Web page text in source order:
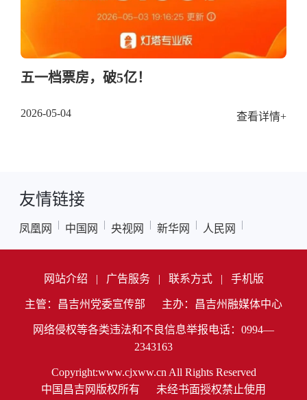
五一档票房，破5亿！
2026-05-04 查看详情+
友情链接
凤凰网 中国网 央视网 新华网 人民网
网站介绍 | 广告服务 | 联系方式 | 手机版
主管：昌吉州党委宣传部 主办：昌吉州融媒体中心
网络侵权等各类违法和不良信息举报电话：0994—
2343163
Copyright:www.cjxww.cn All Rights Reserved
中国昌吉网版权所有
未经书面授权禁止使用